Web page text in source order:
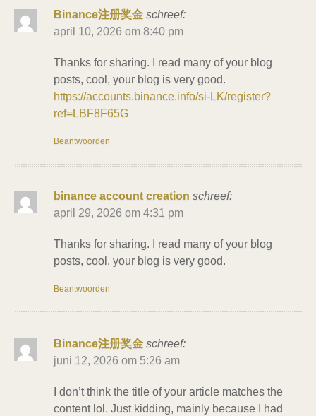
Binance注册奖金 schreef:
april 10, 2026 om 8:40 pm
Thanks for sharing. I read many of your blog
posts, cool, your blog is very good.
https://accounts.binance.info/si-LK/register?
ref=LBF8F65G
Beantwoorden
binance account creation schreef:
april 29, 2026 om 4:31 pm
Thanks for sharing. I read many of your blog
posts, cool, your blog is very good.
Beantwoorden
Binance注册奖金 schreef:
juni 12, 2026 om 5:26 am
I don’t think the title of your article matches the
content lol. Just kidding, mainly because I had